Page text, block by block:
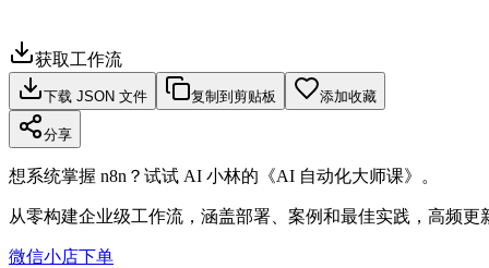
获取工作流
下载 JSON 文件 复制到剪贴板 添加收藏
分享
想系统掌握 n8n？试试 AI 小林的《AI 自动化大师课》。
从零构建企业级工作流，涵盖部署、案例和最佳实践，高频更
微信小店下单